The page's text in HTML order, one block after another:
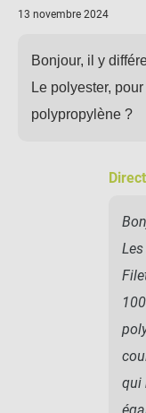
13 novembre 2024
Bonjour, il y
Le polyester,
polypropylène ?
qui